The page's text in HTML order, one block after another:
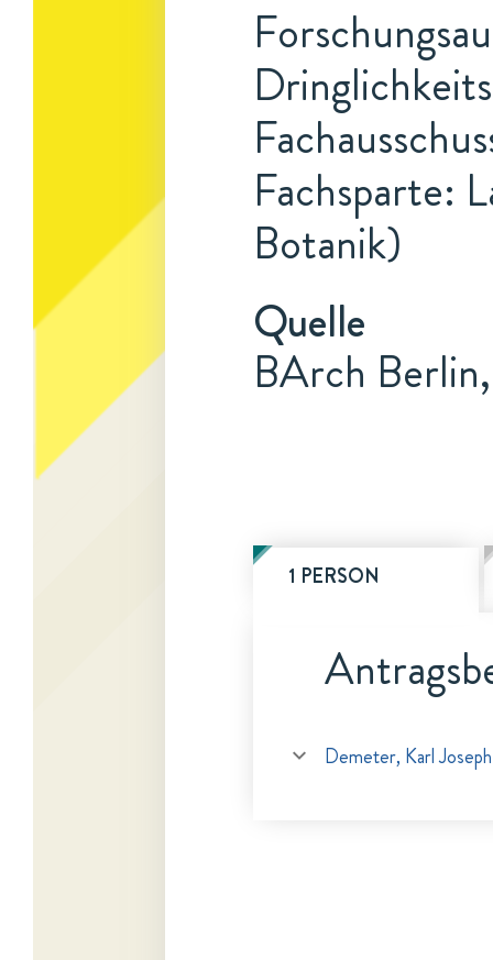
Fachsparte:
Botanik)
Quelle
BArch
1 PERSON
Demeter, Karl Joseph